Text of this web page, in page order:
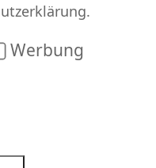
.
Werbung